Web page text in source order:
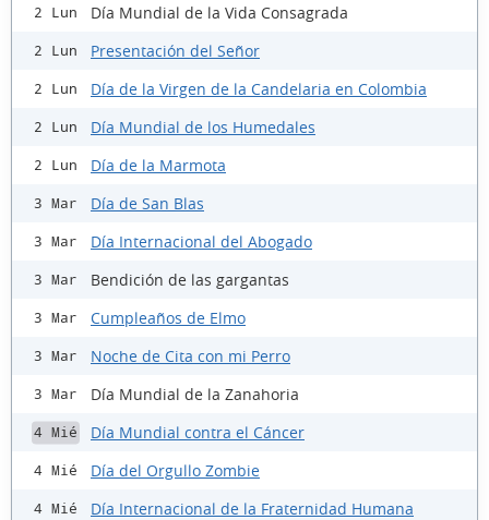
2 Lun Día Mundial de la Vida Consagrada
2 Lun Presentación del Señor
2 Lun Día de la Virgen de la Candelaria en Colombia
2 Lun Día Mundial de los Humedales
2 Lun Día de la Marmota
3 Mar Día de San Blas
3 Mar Día Internacional del Abogado
3 Mar Bendición de las gargantas
3 Mar Cumpleaños de Elmo
3 Mar Noche de Cita con mi Perro
3 Mar Día Mundial de la Zanahoria
4 Mié Día Mundial contra el Cáncer
4 Mié Día del Orgullo Zombie
4 Mié Día Internacional de la Fraternidad Humana